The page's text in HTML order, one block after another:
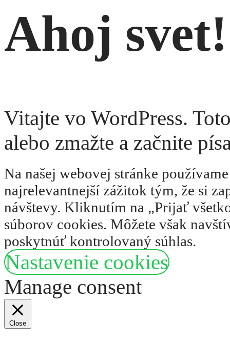
Ahoj svet!
Vitajte vo WordPress.
alebo zmažte a začnite
Na našej webovej stránke
najrelevantnejší zážitok tým, že si
návštevy. Kliknutím na „Prijať
súborov cookies. Môžete však
poskytnúť kontrolovaný súhlas.
Nastavenie cookies
Manage consent
Close